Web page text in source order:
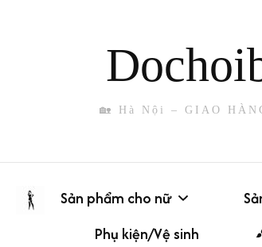
🏡 Hà Nội – GIAO
Sản phẩm cho nữ
Phụ kiện/Vệ sinh